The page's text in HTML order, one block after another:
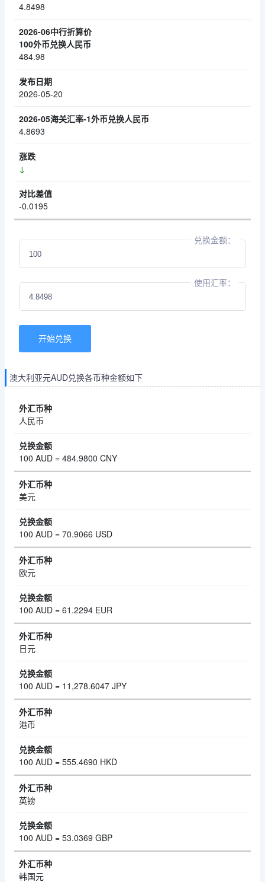
4.8498
484.98
2026-05-20
4.8693
↓
-0.0195
兑换金额：
使用汇率：
澳大利亚元AUD兑换各币种金额如下
人民币
100 AUD = 484.9800 CNY
美元
100 AUD = 70.9066 USD
欧元
100 AUD = 61.2294 EUR
日元
100 AUD = 11,278.6047 JPY
港币
100 AUD = 555.4690 HKD
英镑
100 AUD = 53.0369 GBP
韩国元